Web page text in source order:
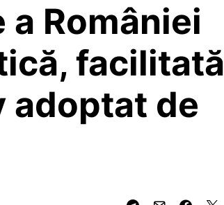
României
facilitată
adoptat de